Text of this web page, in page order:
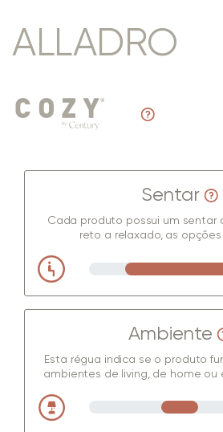
ALLADRO
Sentar
Cada produto possui um sentar
reto a relaxado, as opções
Ambiente
Esta régua indica se o produto
ambientes de living, de home ou